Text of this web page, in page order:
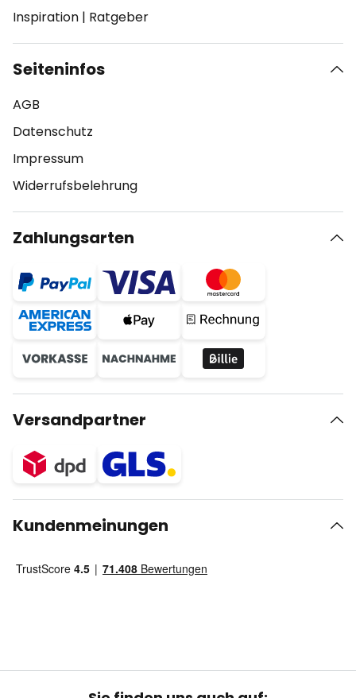
Inspiration | Ratgeber
Seiteninfos
AGB
Datenschutz
Impressum
Widerrufsbelehrung
Zahlungsarten
Versandpartner
Kundenmeinungen